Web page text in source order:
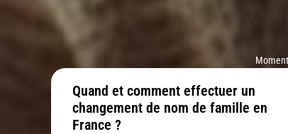
Quand et comment effectuer un
changement de nom de famille en
France ?